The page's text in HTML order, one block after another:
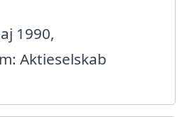
1990,
Aktieselskab